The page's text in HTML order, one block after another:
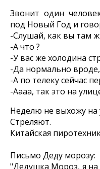
Звонит один
под Новый Год и
-Слушай, как вы там
-А что ?
-У вас же холодина
-Да нормально вроде,
-А по телеку сейчас
-Аааа, так это на
Неделю не выхожу на
Стреляют.
Китайская
Письмо Деду морозу:
"Дедушка Мороз, я на